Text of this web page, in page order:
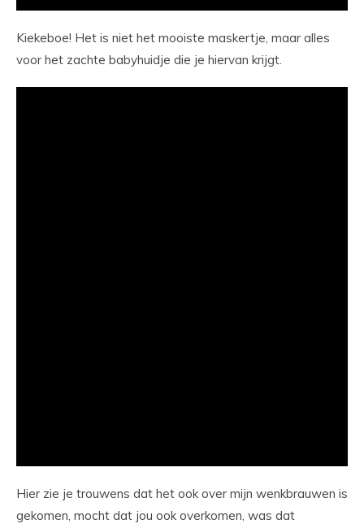
Kiekeboe! Het is niet het mooiste maskertje, maar alles
voor het zachte babyhuidje die je hiervan krijgt.
Hier zie je trouwens dat het ook over mijn wenkbrauwen is
gekomen, mocht dat jou ook overkomen, was dat